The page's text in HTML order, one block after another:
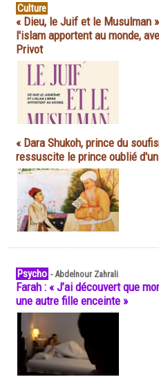
Culture
« Dieu, le Juif et le Musulman
l'islam apportent au monde,
Privot
« Dara Shukoh, prince du
ressuscite le prince oublié
Psycho -Abdelnour Zahrali
Farah : « J’ai découvert que
une autre fille enceinte »